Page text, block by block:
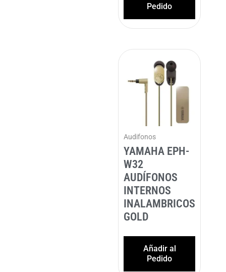
Pedido
Audifonos
YAMAHA EPH-
W32
AUDÍFONOS
INTERNOS
INALAMBRICOS
GOLD
Añadir al
Pedido